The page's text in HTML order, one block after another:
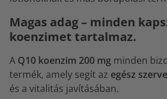
Magas adag – minden
koenzimet tartalmaz.
A Q10 koenzim 200 mg minden
termék, amely segít az egész
és a vitalitás javításában.